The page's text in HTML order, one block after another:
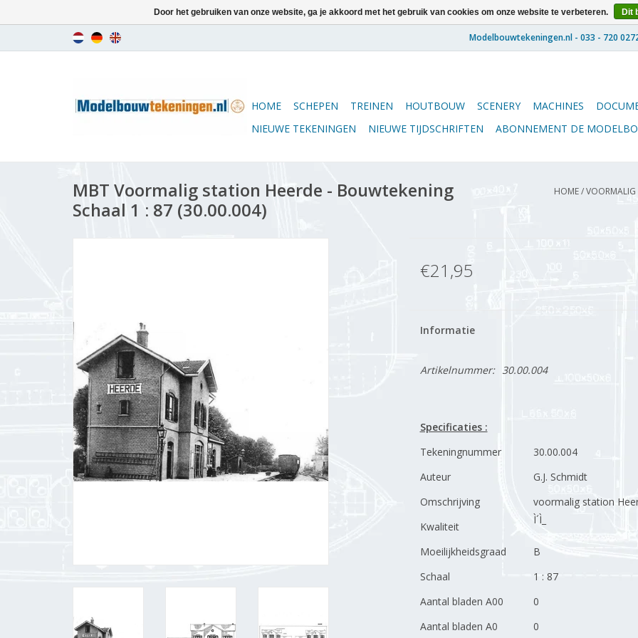
HOME SCHEPEN TREINEN HOUTBOUW SCENERY MACHINES
NIEUWE TEKENINGEN
NIEUWE TIJDSCHRIFTEN ABONNEMENT DE
MBT Voormalig station Heerde - Bouwtekening
Schaal 1 : 87 (30.00.004)
HOME/
€21,95
Informatie
Artikelnummer: 30.00.004
Specificaties :
Tekeningnummer
30.00.004
Auteur
G.J. Schmidt
Omschrijving
voormalig station
Kwaliteit
Ì´Ì_
Moeilijkheidsgraad
B
Schaal
1 : 87
Aantal bladen A00
0
Aantal bladen A0
0
Door het gebruiken van onze website, ga je akkoord met het gebruik van cookies om onze website te verbeteren. Dit